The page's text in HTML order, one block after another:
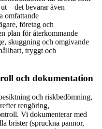
– det bevarar även
omfattande
företag och
plan för återkommande
skuggning och omgivande
tryggt och
och dokumentation
och riskbedömning,
rengöring,
Vi dokumenterar med
brister (spruckna pannor,